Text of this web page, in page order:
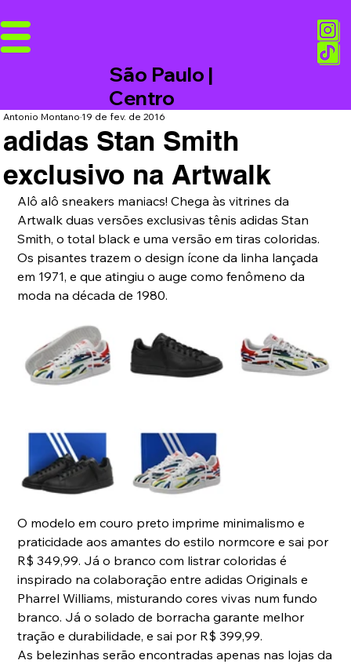
São Paulo |
Centro
adidas Stan Smith
exclusivo na Artwalk
Antonio Montano19 de fev. de 2016
Alô alô sneakers maniacs! Chega às vitrines da
Artwalk duas versões exclusivas tênis adidas Stan
Smith, o total black e uma versão em tiras coloridas.
Os pisantes trazem o design ícone da linha lançada
em 1971, e que atingiu o auge como fenômeno da
moda na década de 1980.
O modelo em couro preto imprime minimalismo e
praticidade aos amantes do estilo normcore e sai por
R$ 349,99. Já o branco com listrar coloridas é
inspirado na colaboração entre adidas Originals e
Pharrel Williams, misturando cores vivas num fundo
branco. Já o solado de borracha garante melhor
tração e durabilidade, e sai por R$ 399,99.
As belezinhas serão encontradas apenas nas lojas da